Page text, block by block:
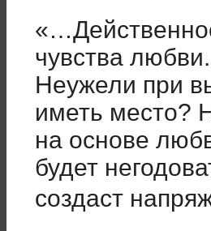
чувства
Неужели при
иметь место?
на основе
будет
создаст